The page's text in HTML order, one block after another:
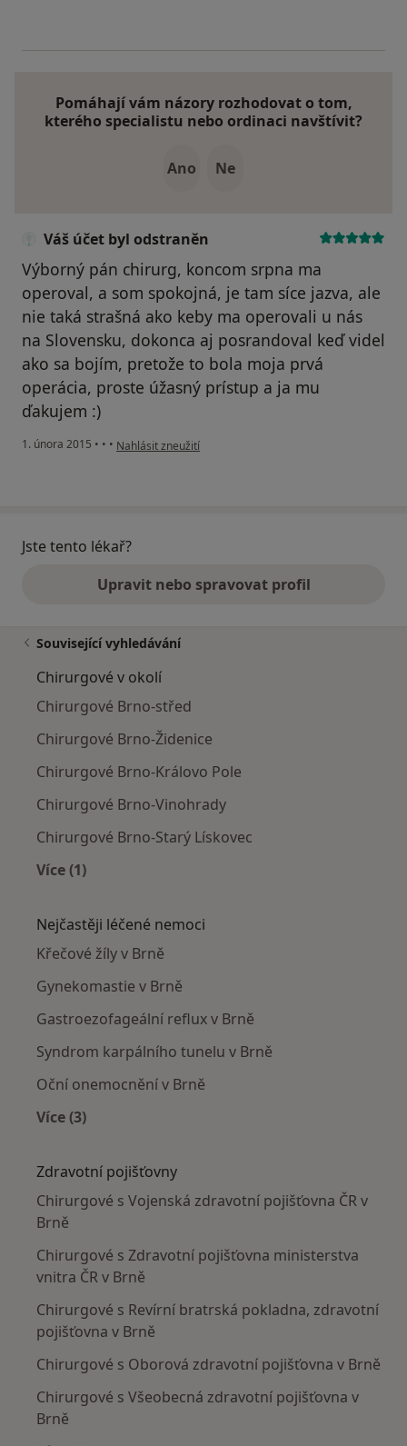
Pomáhají vám názory rozhodovat o tom,
kterého specialistu nebo ordinaci navštívit?
Ano Ne
Váš účet byl odstraněn
Výborný pán chirurg, koncom srpna ma
operoval, a som spokojná, je tam síce jazva, ale
nie taká strašná ako keby ma operovali u nás
na Slovensku, dokonca aj posrandoval keď videl
ako sa bojím, pretože to bola moja prvá
operácia, proste úžasný prístup a ja mu
ďakujem :)
1. února 2015 • • • podle názoru uživatele Váš účet byl odstraněn
Nahlásit zneužití
Jste tento lékař?
Upravit nebo spravovat profil
Související vyhledávání
Chirurgové v okolí
Chirurgové Brno-střed
Chirurgové Brno-Židenice
Chirurgové Brno-Královo Pole
Chirurgové Brno-Vinohrady
Chirurgové Brno-Starý Lískovec
Více (1)
Nejčastěji léčené nemoci
Křečové žíly v Brně
Gynekomastie v Brně
Gastroezofageální reflux v Brně
Syndrom karpálního tunelu v Brně
Oční onemocnění v Brně
Více (3)
Zdravotní pojišťovny
Chirurgové s Vojenská zdravotní pojišťovna ČR v
Brně
Chirurgové s Zdravotní pojišťovna ministerstva
vnitra ČR v Brně
Chirurgové s Revírní bratrská pokladna, zdravotní
pojišťovna v Brně
Chirurgové s Oborová zdravotní pojišťovna v Brně
Chirurgové s Všeobecná zdravotní pojišťovna v
Brně